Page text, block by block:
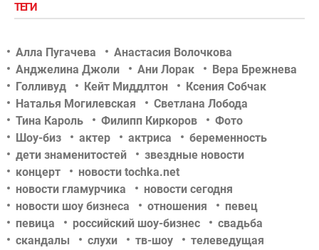
ТЕГИ
Алла Пугачева
Анастасия Волочкова
Анджелина Джоли
Ани Лорак
Вера Брежнева
Голливуд
Кейт Миддлтон
Ксения Собчак
Наталья Могилевская
Светлана Лобода
Тина Кароль
Филипп Киркоров
Фото
Шоу-биз
актер актриса
беременность
дети знаменитостей
звездные новости
концерт
новости tochka.net
новости гламурчика
новости сегодня
новости шоу бизнеса
отношения
певец
певица
российский шоу-бизнес
свадьба
скандалы
слухи тв-шоу
телеведущая